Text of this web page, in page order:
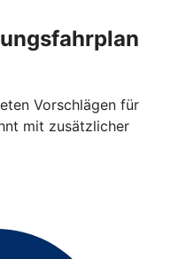
Vorschlägen für
mit zusätzlicher